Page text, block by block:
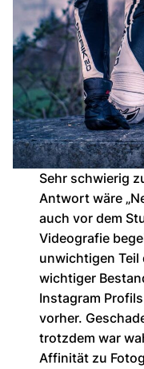
Sehr schwierig
Antwort wäre
auch vor dem
Videografie
unwichtigen Teil
wichtiger
Instagram
vorher.
trotzdem war
Affinität zu